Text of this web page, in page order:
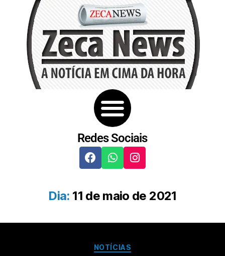
Redes Sociais
Dia: 11 de maio de 2021
NOTÍCIAS